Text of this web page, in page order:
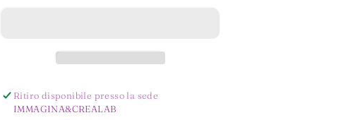
Ritiro disponibile presso la sede
IMMAGINA&CREALAB